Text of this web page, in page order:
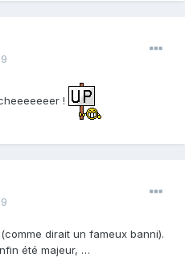
!
dirait un fameux banni).
été majeur, …